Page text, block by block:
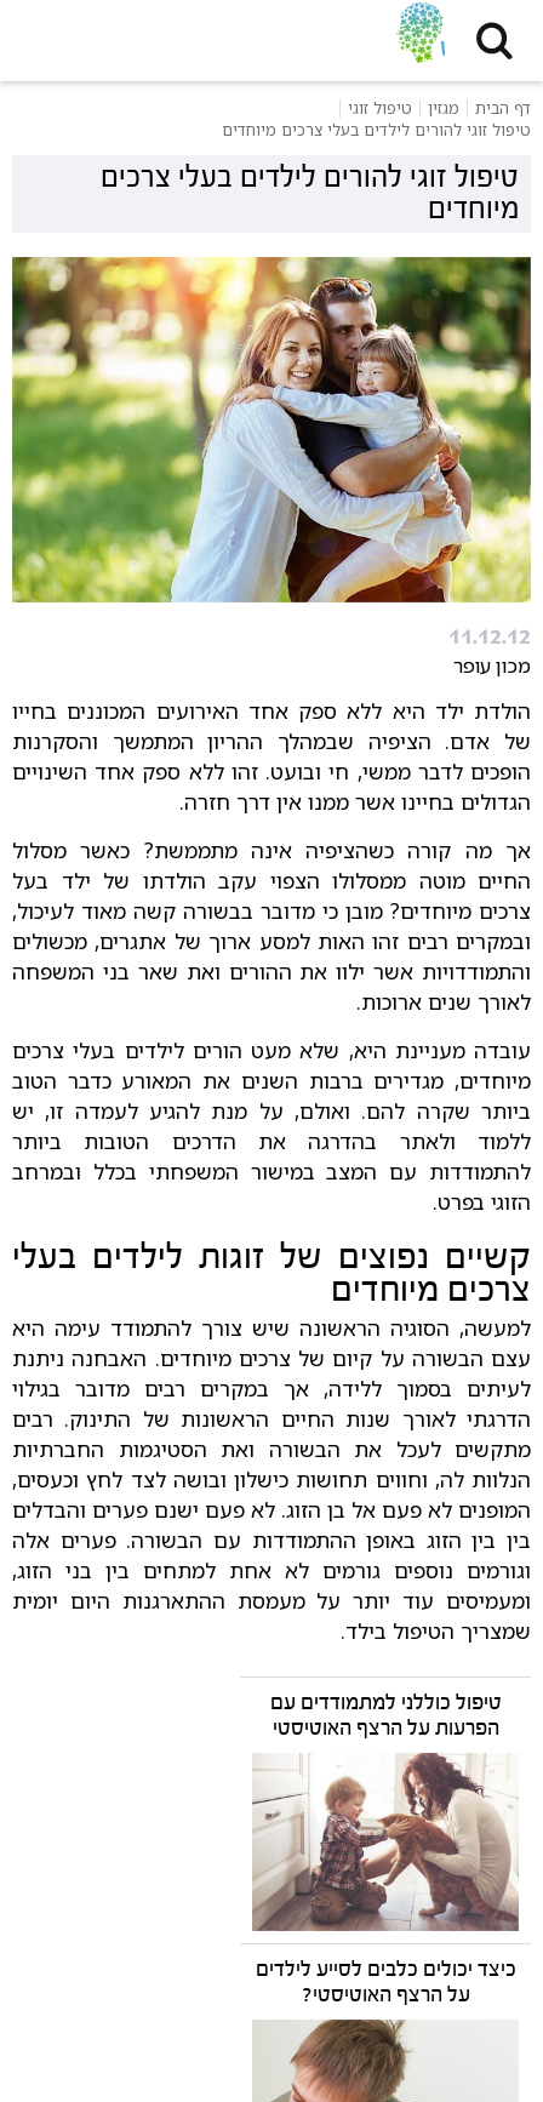
דף הבית מגזין
טיפול זוגי
טיפול זוגי להורים לילדים בעלי צרכים מיוחדים
טיפול זוגי להורים לילדים בעלי צרכים
מיוחדים
11.12.12
מכון עופר
הולדת ילד היא ללא ספק אחד האירועים המכוננים בחייו
של אדם. הציפיה שבמהלך ההריון המתמשך והסקרנות
הופכים לדבר ממשי, חי ובועט. זהו ללא ספק אחד השינויים
הגדולים בחיינו אשר ממנו אין דרך חזרה.
אך מה קורה כשהציפיה אינה מתממשת? כאשר מסלול
החיים מוטה ממסלולו הצפוי עקב הולדתו של ילד בעל
צרכים מיוחדים? מובן כי מדובר בבשורה קשה מאוד לעיכול,
ובמקרים רבים זהו האות למסע ארוך של אתגרים, מכשולים
והתמודדויות אשר ילוו את ההורים ואת שאר בני המשפחה
לאורך שנים ארוכות.
עובדה מעניינת היא, שלא מעט הורים לילדים בעלי צרכים
מיוחדים, מגדירים ברבות השנים את המאורע כדבר הטוב
ביותר שקרה להם. ואולם, על מנת להגיע לעמדה זו, יש
ללמוד ולאתר בהדרגה את הדרכים הטובות ביותר
להתמודדות עם המצב במישור המשפחתי בכלל ובמרחב
הזוגי בפרט.
קשיים נפוצים של זוגות לילדים בעלי
צרכים מיוחדים
למעשה, הסוגיה הראשונה שיש צורך להתמודד עימה היא
עצם הבשורה על קיום של צרכים מיוחדים. האבחנה ניתנת
לעיתים בסמוך ללידה, אך במקרים רבים מדובר בגילוי
הדרגתי לאורך שנות החיים הראשונות של התינוק. רבים
מתקשים לעכל את הבשורה ואת הסטיגמות החברתיות
הנלוות לה, וחווים תחושות כישלון ובושה לצד לחץ וכעסים,
המופנים לא פעם אל בן הזוג. לא פעם ישנם פערים והבדלים
בין בין הזוג באופן ההתמודדות עם הבשורה. פערים אלה
וגורמים נוספים גורמים לא אחת למתחים בין בני הזוג,
ומעמיסים עוד יותר על מעמסת ההתארגנות היום יומית
שמצריך הטיפול בילד.
טיפול כוללני למתמודדים עם
הפרעות על הרצף האוטיסטי
כיצד יכולים כלבים לסייע לילדים
על הרצף האוטיסטי?